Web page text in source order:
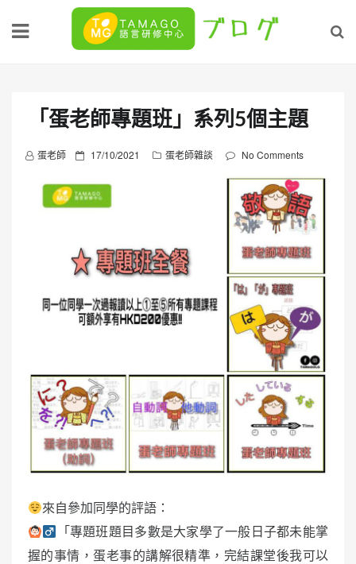
「蛋老師專題班」系列5個主題
蛋老師
P
s
t
d
o
17/10/2021 蛋老師雜談 No Comments
來自參加同學的評語：
「專題班題目多數是大家學了一般日子都未能掌
握的事情，蛋老事的講解很精準，完結課堂後我可以